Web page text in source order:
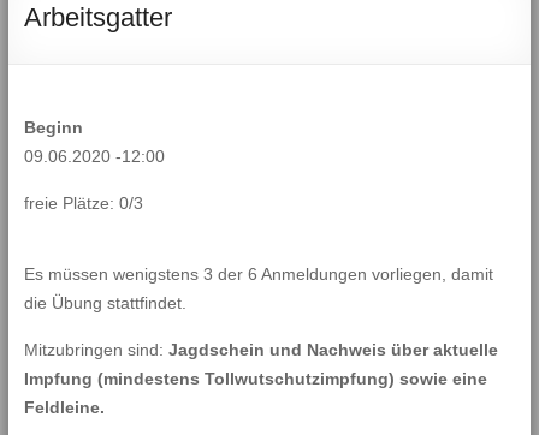
Arbeitsgatter
Beginn
09.06.2020 -12:00
freie Plätze: 0/3
Es müssen wenigstens 3 der 6 Anmeldungen vorliegen, damit
die Übung stattfindet.
Mitzubringen sind: Jagdschein und Nachweis über aktuelle
Impfung (mindestens Tollwutschutzimpfung) sowie eine
Feldleine.